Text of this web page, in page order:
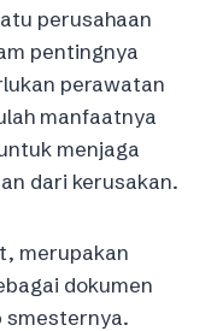
perusahaan
pentingnya
perawatan
manfaatnya
menjaga
dari kerusakan.
merupakan
dokumen
smesternya.